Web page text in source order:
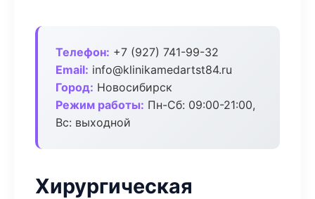
Телефон: +7 (927) 741-99-32
Email: info@klinikamedartst84.ru
Город: Новосибирск
Режим работы: Пн-Сб: 09:00-21:00,
Вс: выходной
Хирургическая